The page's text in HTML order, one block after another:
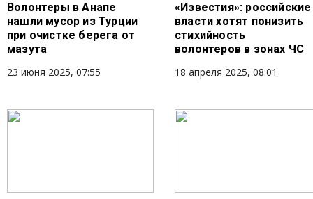
Волонтеры в Анапе
нашли мусор из Турции
при очистке берега от
мазута
23 июня 2025, 07:55
«Известия»: российские
власти хотят понизить
стихийность
волонтеров в зонах ЧС
18 апреля 2025, 08:01